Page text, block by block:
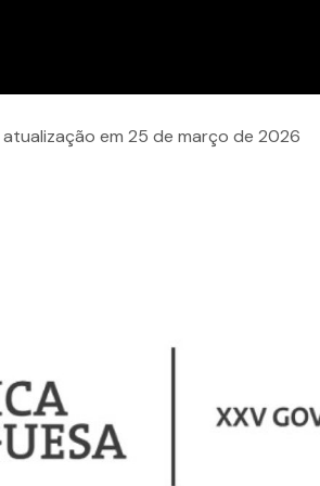
em 25 de março de 2026